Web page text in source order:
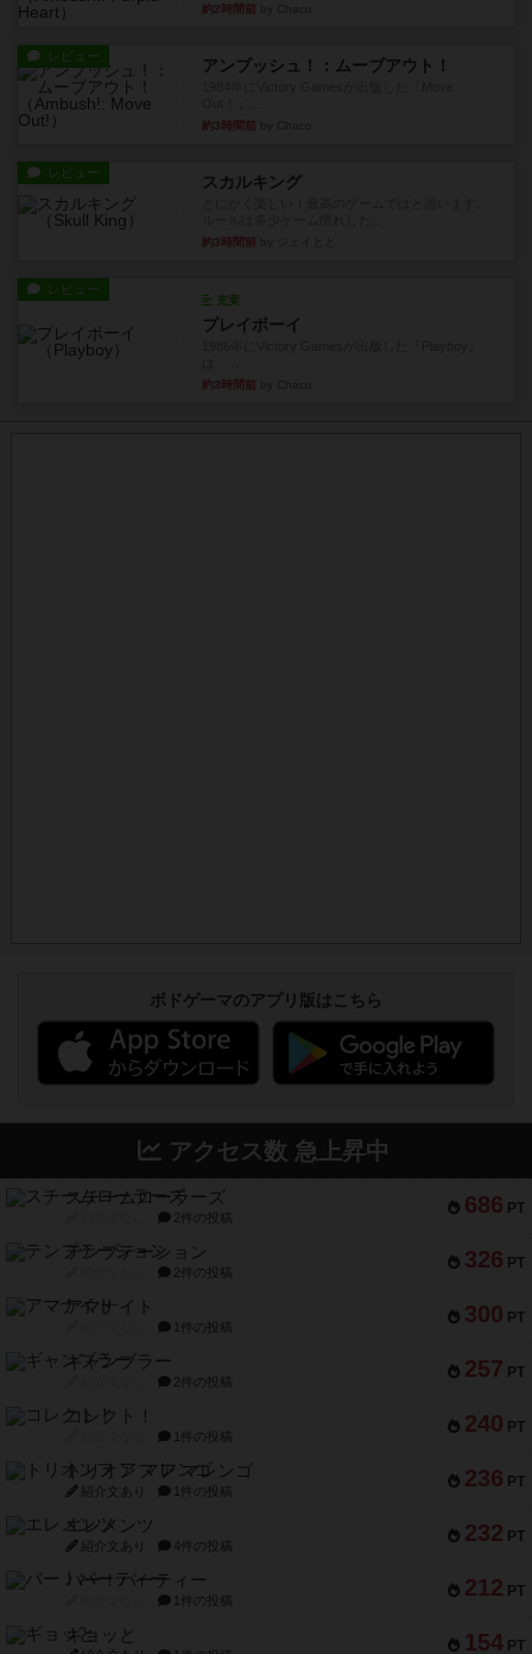
約2時間前
レビュー アンブッシュ！：ムーブアウト！
約3時間前
レビュー スカルキング
約3時間前
レビュー
充実
プレイボーイ
約3時間前
ボドゲーマのアプリ版はこちら
アクセス数 急上昇中
686 PT
スチームローラーズ
2件の投稿
326 PT
テンプテーション
2件の投稿
300 PT
アマナイト
1件の投稿
257 PT
ギャンブラー
2件の投稿
240 PT
コレクト！
1件の投稿
236 PT
トリオンフ ア マレンゴ
紹介文あり 1件の投稿
232 PT
エレメンツ
紹介文あり 4件の投稿
212 PT
バー！パーティー
1件の投稿
154 PT
ギョッと